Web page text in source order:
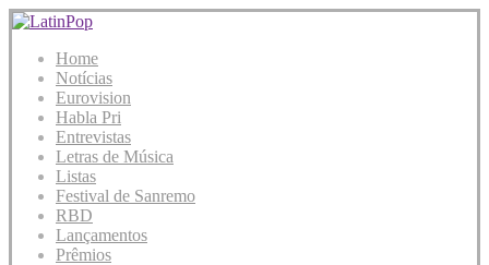
Home
Notícias
Eurovision
Habla Pri
Entrevistas
Letras de Música
Listas
Festival de Sanremo
RBD
Lançamentos
Prêmios